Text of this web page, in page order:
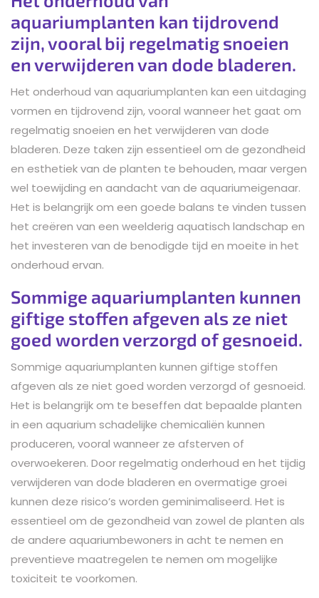
aquariumplanten kan tijdrovend
zijn, vooral bij regelmatig snoeien
en verwijderen van dode bladeren.
Het onderhoud van aquariumplanten kan een uitdaging
vormen en tijdrovend zijn, vooral wanneer het gaat om
regelmatig snoeien en het verwijderen van dode
bladeren. Deze taken zijn essentieel om de gezondheid
en esthetiek van de planten te behouden, maar vergen
wel toewijding en aandacht van de aquariumeigenaar.
Het is belangrijk om een goede balans te vinden tussen
het creëren van een weelderig aquatisch landschap en
het investeren van de benodigde tijd en moeite in het
onderhoud ervan.
Sommige aquariumplanten kunnen
giftige stoffen afgeven als ze niet
goed worden verzorgd of gesnoeid.
Sommige aquariumplanten kunnen giftige stoffen
afgeven als ze niet goed worden verzorgd of gesnoeid.
Het is belangrijk om te beseffen dat bepaalde planten
in een aquarium schadelijke chemicaliën kunnen
produceren, vooral wanneer ze afsterven of
overwoekeren. Door regelmatig onderhoud en het tijdig
verwijderen van dode bladeren en overmatige groei
kunnen deze risico’s worden geminimaliseerd. Het is
essentieel om de gezondheid van zowel de planten als
de andere aquariumbewoners in acht te nemen en
preventieve maatregelen te nemen om mogelijke
toxiciteit te voorkomen.